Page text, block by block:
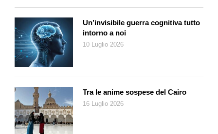
Un’invisibile guerra cognitiva tutto
intorno a noi
10 Luglio 2026
Tra le anime sospese del Cairo
16 Luglio 2026